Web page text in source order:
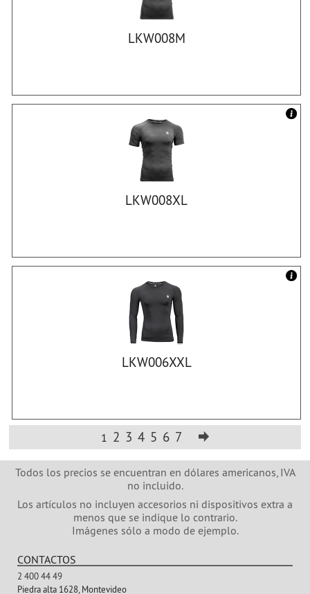
LKW008M
LKW008XL
LKW006XXL
1 2 3 4 5 6 7
Todos los precios se encuentran en dólares americanos, IVA
no incluido.
Los artículos no incluyen accesorios ni dispositivos extra a
menos que se indique lo contrario.
Imágenes sólo a modo de ejemplo.
CONTACTOS
2 400 44 49
Piedra alta 1628, Montevideo